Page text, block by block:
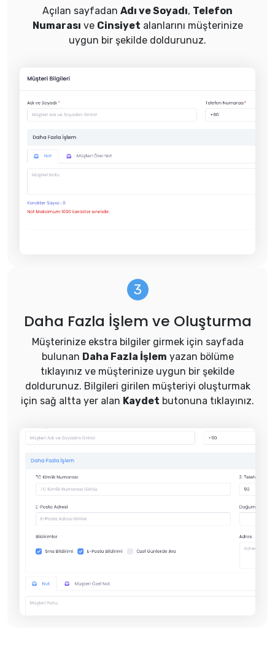
Açılan sayfadan Adı ve Soyadı, Telefon
Numarası ve Cinsiyet alanlarını müşterinize
uygun bir şekilde doldurunuz.
Daha Fazla İşlem ve Oluşturma
Müşterinize ekstra bilgiler girmek için sayfada
bulunan Daha Fazla İşlem yazan bölüme
tıklayınız ve müşterinize uygun bir şekilde
doldurunuz. Bilgileri girilen müşteriyi oluşturmak
için sağ altta yer alan Kaydet butonuna tıklayınız.